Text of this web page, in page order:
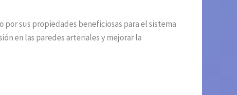
sus propiedades beneficiosas para el sistema
en las paredes arteriales y mejorar la